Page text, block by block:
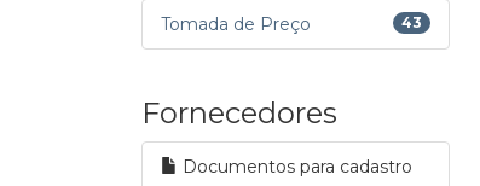
Tomada de Preço 43
Fornecedores
Documentos para cadastro